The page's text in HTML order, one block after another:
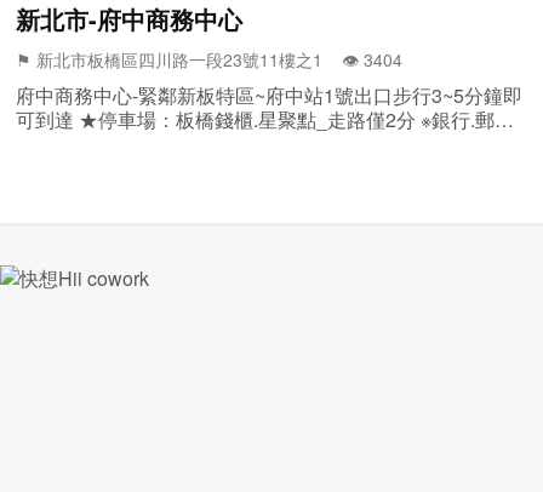
新北市-府中商務中心
⚑ 新北市板橋區四川路一段23號11樓之1 👁️‍ 3404
府中商務中心-緊鄰新板特區~府中站1號出口步行3~5分鐘即
可到達 ★停車場：板橋錢櫃.星聚點_走路僅2分 ※銀行.郵局.